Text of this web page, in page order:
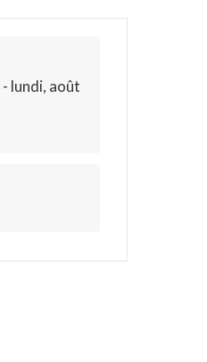
- lundi, août